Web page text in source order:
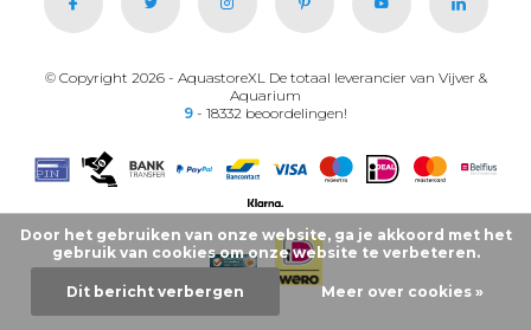
© Copyright 2026 - AquastoreXL De totaal leverancier van Vijver &
Aquarium
9 - 18332 beoordelingen!
Door het gebruiken van onze website, ga je akkoord met het
gebruik van cookies om onze website te verbeteren.
Dit bericht verbergen Meer over cookies »